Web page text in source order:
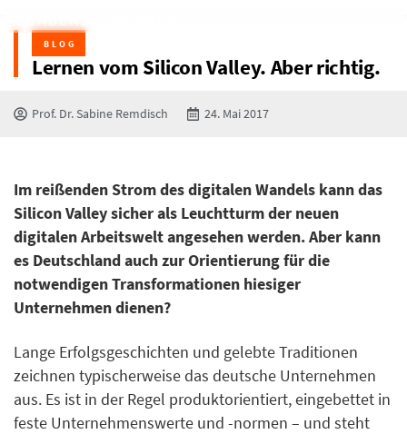
BLOG
Lernen vom Silicon Valley. Aber richtig.
Prof. Dr. Sabine Remdisch 24. Mai 2017
Im reißenden Strom des digitalen Wandels kann das
Silicon Valley sicher als Leuchtturm der neuen
digitalen Arbeitswelt angesehen werden. Aber kann
es Deutschland auch zur Orientierung für die
notwendigen Transformationen hiesiger
Unternehmen dienen?
Lange Erfolgsgeschichten und gelebte Traditionen
zeichnen typischerweise das deutsche Unternehmen
aus. Es ist in der Regel produktorientiert, eingebettet in
feste Unternehmenswerte und -normen – und steht